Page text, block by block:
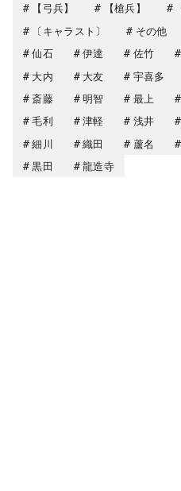
【弓兵】
【槍兵】
〔キャラスト〕
その他
仙石
伊達 佐竹
大内
大友 宇喜多
斎藤
明智 最上
毛利
津軽 浅井
細川
織田 蘆名
黒田
龍造寺